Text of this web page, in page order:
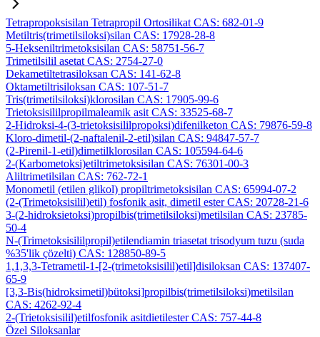
Tetrapropoksisilan Tetrapropil Ortosilikat CAS: 682-01-9
Metiltris(trimetilsiloksi)silan CAS: 17928-28-8
5-Hekseniltrimetoksisilan CAS: 58751-56-7
Trimetilsilil asetat CAS: 2754-27-0
Dekametiltetrasiloksan CAS: 141-62-8
Oktametiltrisiloksan CAS: 107-51-7
Tris(trimetilsiloksi)klorosilan CAS: 17905-99-6
Trietoksisililpropilmaleamik asit CAS: 33525-68-7
2-Hidroksi-4-(3-trietoksisililpropoksi)difenilketon CAS: 79876-59-8
Kloro-dimetil-(2-naftalenil-2-etil)silan CAS: 94847-57-7
(2-Pirenil-1-etil)dimetilklorosilan CAS: 105594-64-6
2-(Karbometoksi)etiltrimetoksisilan CAS: 76301-00-3
Aliltrimetilsilan CAS: 762-72-1
Monometil (etilen glikol) propiltrimetoksisilan CAS: 65994-07-2
(2-(Trimetoksisilil)etil) fosfonik asit, dimetil ester CAS: 20728-21-6
3-(2-hidroksietoksi)propilbis(trimetilsiloksi)metilsilan CAS: 23785-
50-4
N-(Trimetoksisililpropil)etilendiamin triasetat trisodyum tuzu (suda
%35'lik çözelti) CAS: 128850-89-5
1,1,3,3-Tetrametil-1-[2-(trimetoksisilil)etil]disiloksan CAS: 137407-
65-9
[3,3-Bis(hidroksimetil)bütoksi]propilbis(trimetilsiloksi)metilsilan
CAS: 4262-92-4
2-(Trietoksisilil)etilfosfonik asitdietilester CAS: 757-44-8
Özel Siloksanlar